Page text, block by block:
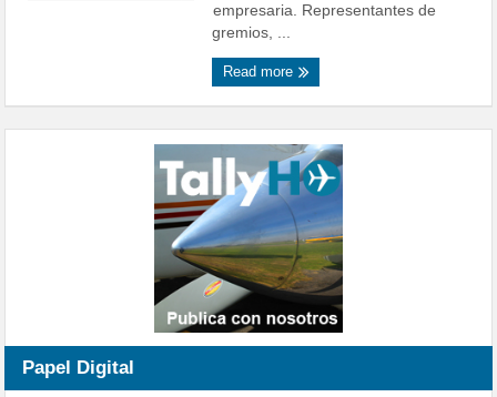
empresaria. Representantes de
gremios, ...
Read more
Papel Digital